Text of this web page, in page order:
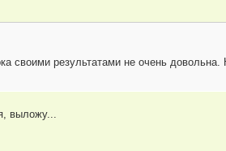
своими результатами не очень
выложу...